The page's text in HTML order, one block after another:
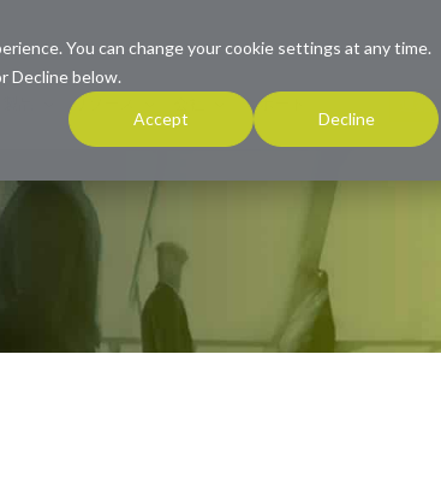
You can change your cookie settings at any time.
Decline below.
Accept Decline
リソース サポート 連絡先